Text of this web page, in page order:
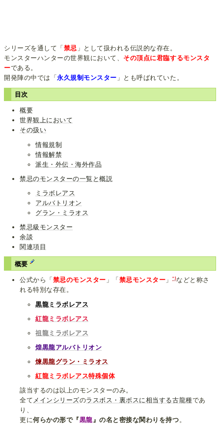
シリーズを通して「 禁忌 」として扱われる伝説的な存在。
モンスターハンターの世界観において、 その頂点に君臨するモンスタ
ーである。
開発陣の中では「永久規制モンスター 」とも呼ばれていた。
目次
概要
世界観上において
その扱い
情報規制
情報解禁
派生・外伝・海外作品
禁忌のモンスターの一覧と概説
ミラボレアス
アルバトリオン
グラン・ミラオス
禁忌級モンスター
余談
関連項目
概要
公式から「 禁忌のモンスター 」「 禁忌モンスター 」 *1などと称さ
れる特別な存在。
黒龍ミラボレアス
紅龍ミラボレアス
祖龍ミラボレアス
煌黒龍アルバトリオン
煉黒龍グラン・ミラオス
紅龍ミラボレアス特殊個体
該当するのは以上のモンスターのみ。
全て メインシリーズのラスボス・裏ボスに相当する古龍種であ
り、
更に何らかの形で『黒龍』の名と密接な関わりを持つ。